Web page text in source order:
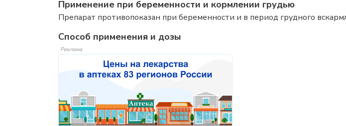
Применение при беременности и кормлении грудью
Препарат противопоказан при беременности и в период грудного
Способ применения и дозы
Реклама